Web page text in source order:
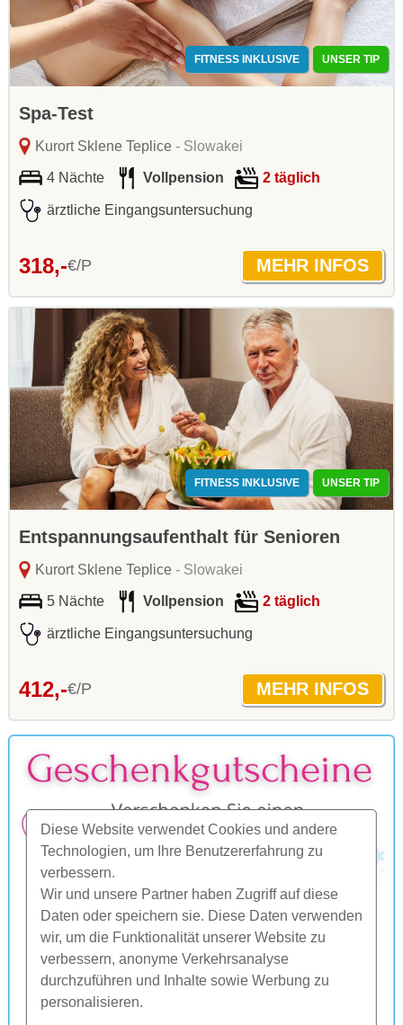
Diese Website verwendet Cookies und andere
Technologien, um Ihre Benutzererfahrung zu
verbessern.
Wir und unsere Partner haben Zugriff auf diese
Daten oder speichern sie. Diese Daten verwenden
wir, um die Funktionalität unserer Website zu
verbessern, anonyme Verkehrsanalyse
durchzuführen und Inhalte sowie Werbung zu
personalisieren.
FITNESS INKLUSIVE UNSER TIP
Spa-Test
Kurort Sklene Teplice- Slowakei
4 Nächte Vollpension 2 täglich
ärztliche Eingangsuntersuchung
318,-€/P
FITNESS INKLUSIVE UNSER TIP
Entspannungsaufenthalt für Senioren
Kurort Sklene Teplice- Slowakei
5 Nächte Vollpension 2 täglich
ärztliche Eingangsuntersuchung
412,-€/P